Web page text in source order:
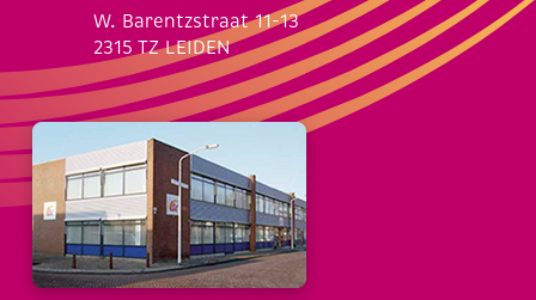
W. Barentzstraat 11-13
2315 TZ LEIDEN